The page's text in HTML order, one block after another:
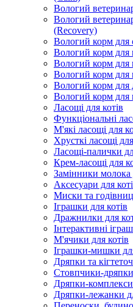
Вологий
Вологий
(Recovery)
Вологий корм для
Вологий корм для
Вологий корм для
Вологий корм для
Вологий корм для
Вологий корм для
Ласощі для котів
Функціональні
М'які ласощі для
Хрусткі ласощі
Ласощі-палички
Крем-ласощі для
Замінники молока
Аксесуари для
Миски та
Іграшки для котів
Дражнилки для
Інтерактивні
М'ячики для котів
Іграшки-мишки
Дряпки та
Стовпчики-дряпки
Дряпки-
Дряпки-лежанки